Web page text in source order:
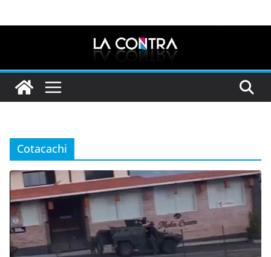
Cotacachi